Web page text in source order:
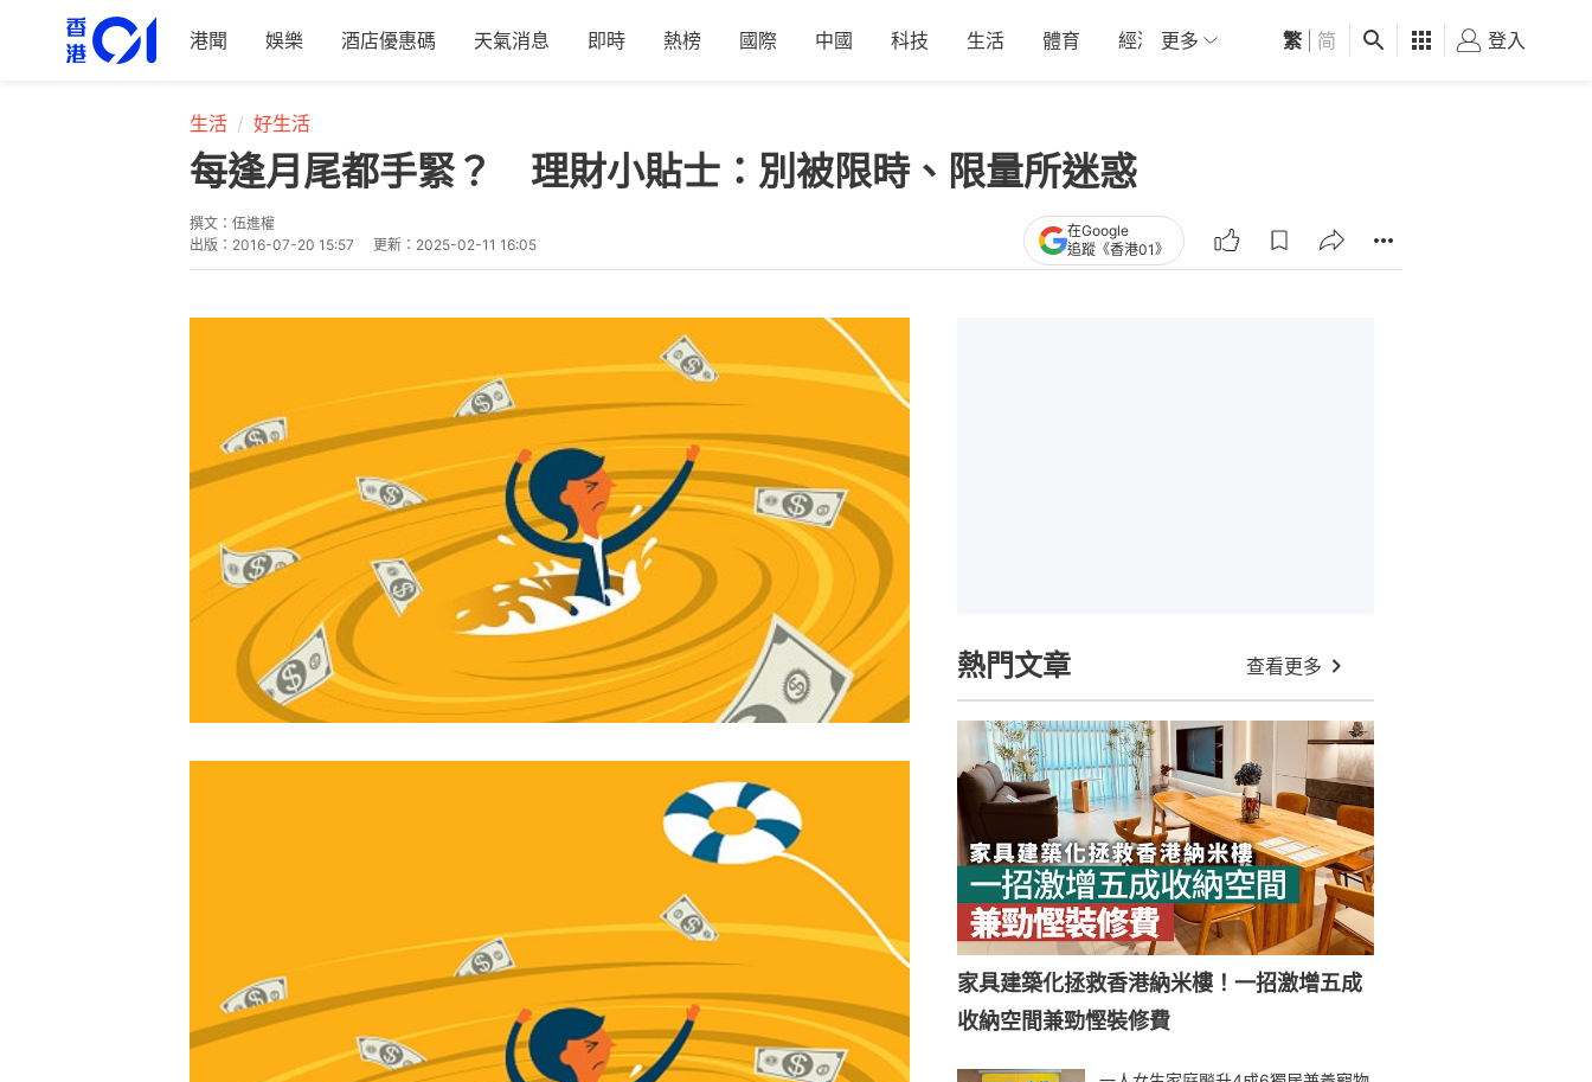
港聞 娛樂 酒店優惠碼 天氣消息 即時 熱榜 國際 中國 科技 生活 體育 經濟 01深圳 觀點 健康 好食玩飛
更多 繁 简 登入
生活 好生活
每逢月尾都手緊？ 理財小貼士：別被限時、限量所迷惑
撰文： 伍進權
出版： 2016-07-20 15:57 更新： 2025-02-11 16:05
在Google
追蹤《香港01》
熱門文章 查看更多
家具建築化拯救香港納米樓！一招激增五成
收納空間兼勁慳裝修費